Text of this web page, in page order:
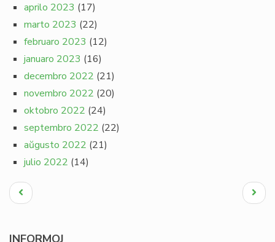
aprilo 2023 (17)
marto 2023 (22)
februaro 2023 (12)
januaro 2023 (16)
decembro 2022 (21)
novembro 2022 (20)
oktobro 2022 (24)
septembro 2022 (22)
aŭgusto 2022 (21)
julio 2022 (14)
Pagination
Antaŭa
paĝo
Next
page
INFORMOJ